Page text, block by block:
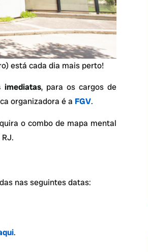
está cada dia mais perto!
imediatas, para os cargos de
organizadora é a FGV.
o combo de mapa mental
nas seguintes datas:
.